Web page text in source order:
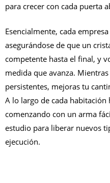
para crecer con cada puerta
Esencialmente, cada
asegurándose de que un
competente hasta el final, y
medida que avanza.
persistentes, mejoras tu
A lo largo de cada
comenzando con un arma
estudio para liberar nuevos
ejecución.